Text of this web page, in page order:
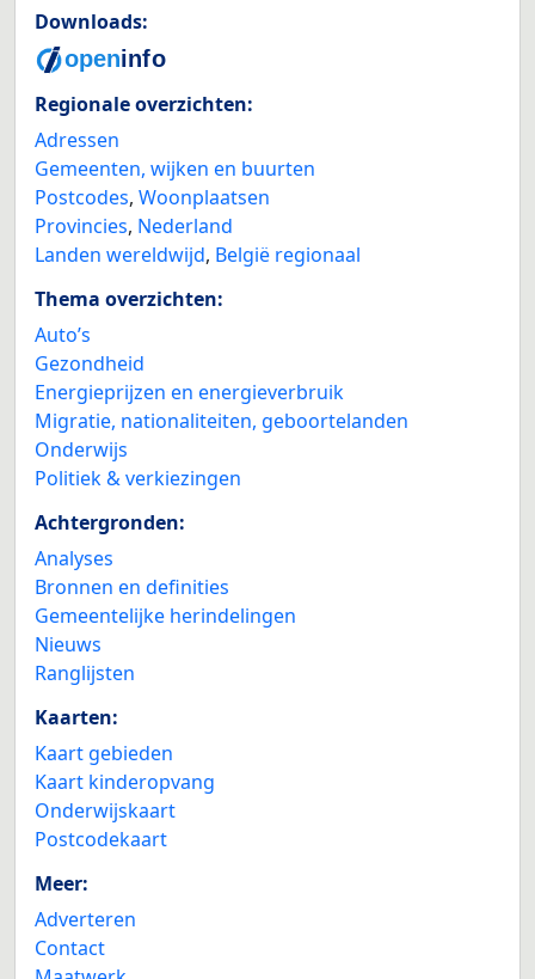
Downloads:
Regionale overzichten:
Adressen
Gemeenten, wijken en buurten
Postcodes, Woonplaatsen
Provincies, Nederland
Landen wereldwijd, België regionaal
Thema overzichten:
Auto’s
Gezondheid
Energieprijzen en energieverbruik
Migratie, nationaliteiten, geboortelanden
Onderwijs
Politiek & verkiezingen
Achtergronden:
Analyses
Bronnen en definities
Gemeentelijke herindelingen
Nieuws
Ranglijsten
Kaarten:
Kaart gebieden
Kaart kinderopvang
Onderwijskaart
Postcodekaart
Meer:
Adverteren
Contact